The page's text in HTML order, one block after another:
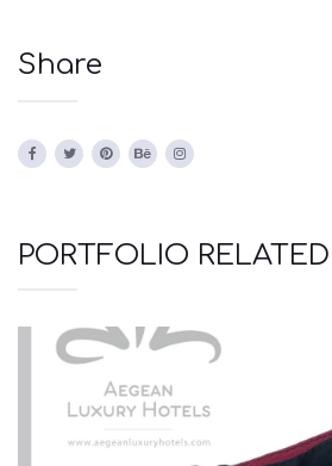
Share
PORTFOLIO RELATED